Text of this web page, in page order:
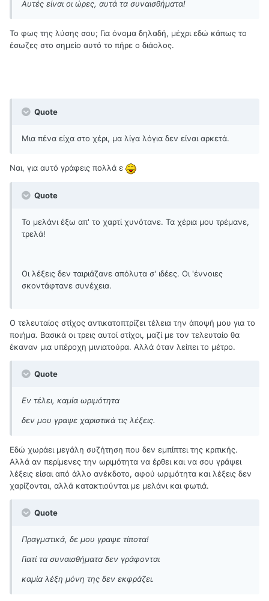
Αυτές είναι οι ώρες, αυτά τα συναισθήματα!
Το φως της λύσης σου; Για όνομα δηλαδή, μέχρι εδώ κάπως το
έσωζες στο σημείο αυτό το πήρε ο διάολος.
Quote
Μια πένα είχα στο χέρι, μα λίγα λόγια δεν είναι αρκετά.
Ναι, για αυτό γράφεις πολλά ε
Quote
Το μελάνι έξω απ' το χαρτί χυνότανε. Τα χέρια μου τρέμανε,
τρελά!
Οι λέξεις δεν ταιριάζανε απόλυτα σ' ιδέες. Οι 'έννοιες
σκοντάφτανε συνέχεια.
O τελευταίος στίχος αντικατοπτρίζει τέλεια την άποψή μου για το
ποιήμα. Βασικά οι τρεις αυτοί στίχοι, μαζί με τον τελευταίο θα
έκαναν μια υπέροχη μινιατούρα. Αλλά όταν λείπει το μέτρο.
Quote
Εν τέλει, καμία ωριμότητα
δεν μου γραψε χαριστικά τις λέξεις.
Εδώ χωράει μεγάλη συζήτηση που δεν εμπίπτει της κριτικής.
Αλλά αν περίμενες την ωριμότητα να έρθει και να σου γράψει
λέξεις είσαι από άλλο ανέκδοτο, αφού ωριμότητα και λέξεις δεν
χαρίζονται, αλλά κατακτιούνται με μελάνι και φωτιά.
Quote
Πραγματικά, δε μου γραψε τίποτα!
Γιατί τα συναισθήματα δεν γράφονται
καμία λέξη μόνη της δεν εκφράζει.